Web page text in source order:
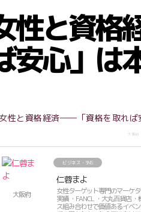
性と資
安心」は
大阪府
大阪府
ビジネス・SNS
仁蓉まよ
女性ターゲット専門のマーケター 企画力と、コミュニケーション力、人脈を駆使し、クライアントの飛躍を実現し
実績 ・FANCL ・大丸百貨店 ・株式会社
ス組み合わせで価値あるイベントを開催できる。 【大手企業との協業実績づく